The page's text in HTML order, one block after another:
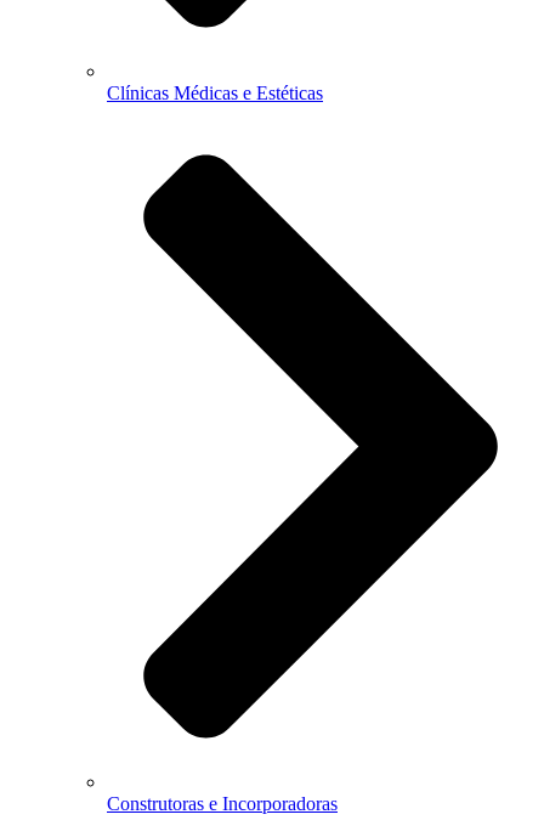
Clínicas Médicas e Estéticas
Construtoras e Incorporadoras